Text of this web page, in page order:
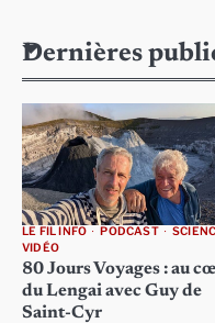
Dernières
LE FIL INFO PODCAST
VIDÉO
80 Jours Voyages : au
du Lengai avec Guy de
Saint-Cyr